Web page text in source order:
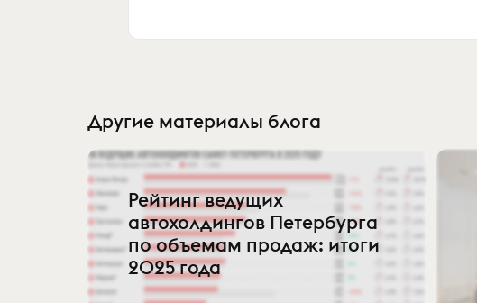
Другие материалы блога
Рейтинг ведущих
автохолдингов Петербурга
по объемам продаж: итоги
2025 года